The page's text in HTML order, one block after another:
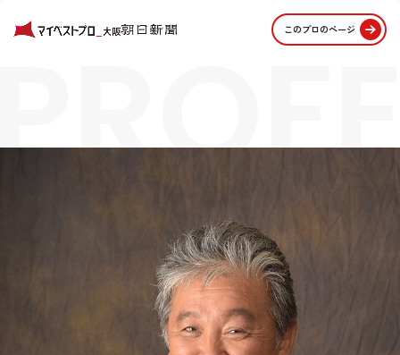
このプロのページ